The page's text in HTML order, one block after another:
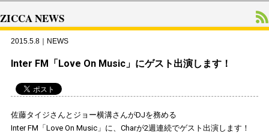
ZICCA NEWS
2015.5.8｜NEWS
Inter FM「Love On Music」にゲスト出演します！
佐藤タイジさんとジョー横溝さんがDJを務める
Inter FM「Love On Music」に、Charが2週連続でゲスト出演します！